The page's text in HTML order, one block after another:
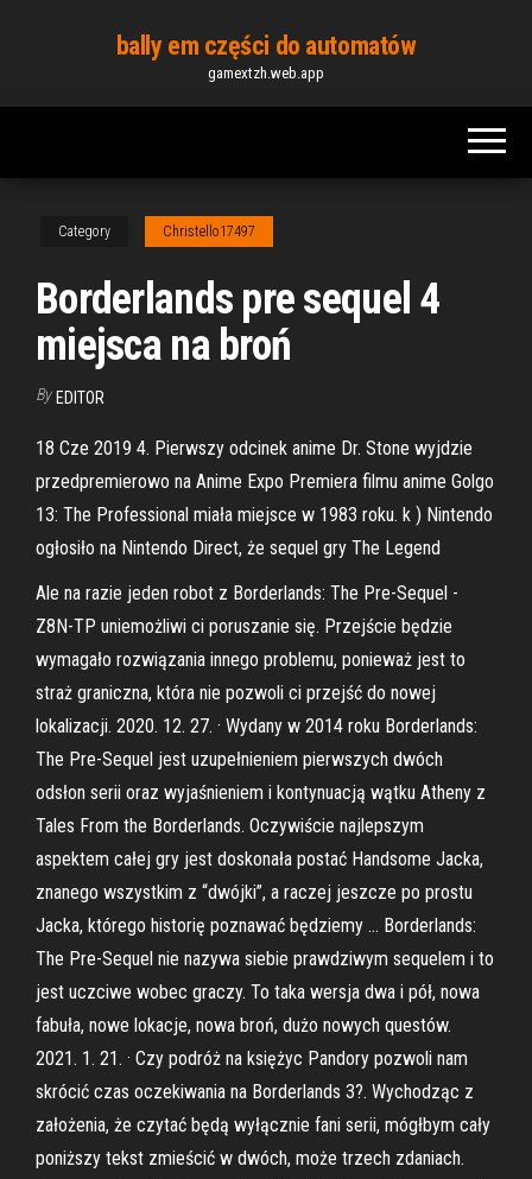
content
bally em części do automatów
gamextzh.web.app
Category Christello17497
Borderlands pre sequel 4
miejsca na broń
By EDITOR
18 Cze 2019 4. Pierwszy odcinek anime Dr. Stone wyjdzie
przedpremierowo na Anime Expo Premiera filmu anime Golgo
13: The Professional miała miejsce w 1983 roku. k ) Nintendo
ogłosiło na Nintendo Direct, że sequel gry The Legend
Ale na razie jeden robot z Borderlands: The Pre-Sequel -
Z8N-TP uniemożliwi ci poruszanie się. Przejście będzie
wymagało rozwiązania innego problemu, ponieważ jest to
straż graniczna, która nie pozwoli ci przejść do nowej
lokalizacji. 2020. 12. 27. · Wydany w 2014 roku Borderlands:
The Pre-Sequel jest uzupełnieniem pierwszych dwóch
odsłon serii oraz wyjaśnieniem i kontynuacją wątku Atheny z
Tales From the Borderlands. Oczywiście najlepszym
aspektem całej gry jest doskonała postać Handsome Jacka,
znanego wszystkim z “dwójki”, a raczej jeszcze po prostu
Jacka, którego historię poznawać będziemy … Borderlands:
The Pre-Sequel nie nazywa siebie prawdziwym sequelem i to
jest uczciwe wobec graczy. To taka wersja dwa i pół, nowa
fabuła, nowe lokacje, nowa broń, dużo nowych questów.
2021. 1. 21. · Czy podróż na księżyc Pandory pozwoli nam
skrócić czas oczekiwania na Borderlands 3?. Wychodząc z
założenia, że czytać będą wyłącznie fani serii, mógłbym cały
poniższy tekst zmieścić w dwóch, może trzech zdaniach.